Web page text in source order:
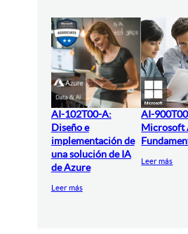
AI-102T00-A:
Diseño e
implementación de
una solución de IA
de Azure
Leer más
AI-
Microsoft
Leer más